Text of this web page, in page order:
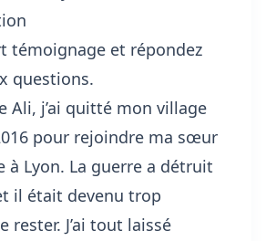
témoignage et répondez
questions.
Ali, j’ai quitté mon village
pour rejoindre ma sœur
à Lyon. La guerre a détruit
il était devenu trop
rester. J’ai tout laissé